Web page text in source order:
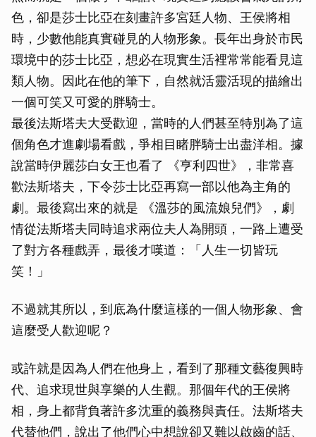
色，卻是莎士比亞在刻畫許多宮廷人物、王侯將相
時，少數他能真實碰見的人物形象。長年出身於市民
環境中的莎士比亞，想必在現實生活裡常常能看見這
類人物。因此在他的筆下，自然就活靈活現的描繪出
一個可笑又可愛的胖騎士。
最後法斯塔夫大受歡迎，當時的人們甚至特別為了這
個角色才進劇場看戲，爭相目睹胖騎士出盡洋相。據
說當時伊麗莎白女王也看了 《亨利四世》，非常喜
歡法斯塔夫，下令莎士比亞再寫一部以他為主角的
劇。最後寫出來的就是 《溫莎的風流娘兒們》，劇
情從法斯塔夫同時追求兩位夫人為開頭，一路上遭受
了對方各種戲弄，最後才嘆道：「人生一切皆玩
笑！」
不過就其所以，到底為什麼這樣的一個人物形象、會
這麼受人歡迎呢？
或許就是因為人們在他身上，看到了那種文藝復興時
代、追求現世與享樂的人生觀。那個年代的王侯將
相，身上都背負著許多沈重的義務與責任。法斯塔夫
代替他們，說出了他們心中想說卻又難以啟齒的話、